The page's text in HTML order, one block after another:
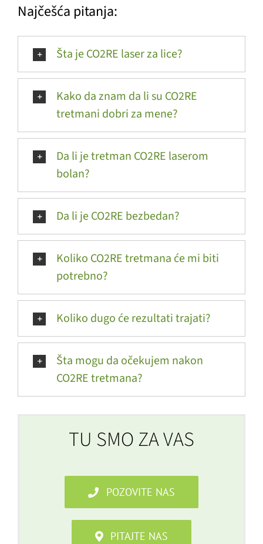
Najčešća pitanja:
Šta je CO2RE laser za lice?
Kako da znam da li su CO2RE
tretmani dobri za mene?
Da li je tretman CO2RE laserom
bolan?
Da li je CO2RE bezbedan?
Koliko CO2RE tretmana će mi biti
potrebno?
Koliko dugo će rezultati trajati?
Šta mogu da očekujem nakon
CO2RE tretmana?
TU SMO ZA VAS
POZOVITE NAS
PITAJTE NAS